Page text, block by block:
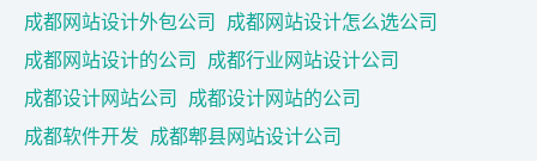
成都网站设计外包公司 成都网站设计怎么选公司
成都网站设计的公司 成都行业网站设计公司
成都设计网站公司 成都设计网站的公司
成都软件开发 成都郫县网站设计公司